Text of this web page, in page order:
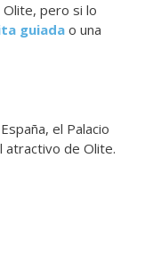
pero si lo
guiada o una
el Palacio
atractivo de Olite.